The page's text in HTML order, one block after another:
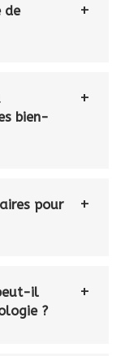
de
bien-
pour
il
?